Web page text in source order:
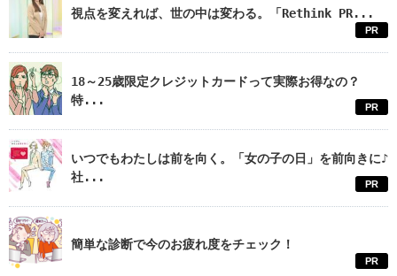
視点を変えれば、世の中は変わる。「Rethink PR...
PR
18～25歳限定クレジットカードって実際お得なの？
特...
PR
いつでもわたしは前を向く。「女の子の日」を前向きに♪
社...
PR
簡単な診断で今のお疲れ度をチェック！
PR